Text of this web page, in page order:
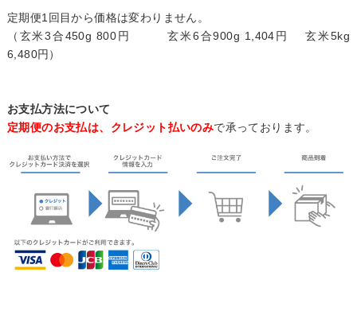
定期便1回目から価格は変わりません。
（玄米3合450g 800円 玄米6合900g 1,404円 玄米5kg
6,480円）
お支払方法について
定期便のお支払は、クレジット払いのみで承っております。